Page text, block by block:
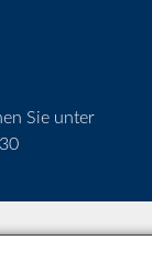
Sie unter